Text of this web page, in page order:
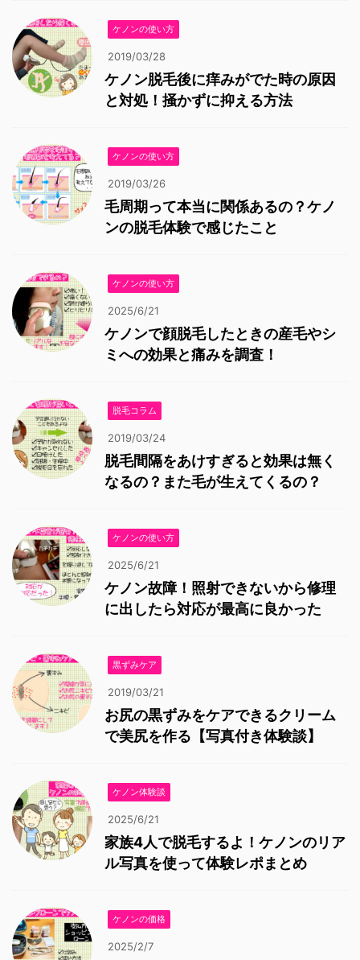
ケノンの使い方
2019/03/28
ケノン脱毛後に痒みがでた時の原因
と対処！掻かずに抑える方法
ケノンの使い方
2019/03/26
毛周期って本当に関係あるの？ケノ
ンの脱毛体験で感じたこと
ケノンの使い方
2025/6/21
ケノンで顔脱毛したときの産毛やシ
ミへの効果と痛みを調査！
脱毛コラム
2019/03/24
脱毛間隔をあけすぎると効果は無く
なるの？また毛が生えてくるの？
ケノンの使い方
2025/6/21
ケノン故障！照射できないから修理
に出したら対応が最高に良かった
黒ずみケア
2019/03/21
お尻の黒ずみをケアできるクリーム
で美尻を作る【写真付き体験談】
ケノン体験談
2025/6/21
家族4人で脱毛するよ！ケノンのリア
ル写真を使って体験レポまとめ
ケノンの価格
2025/2/7